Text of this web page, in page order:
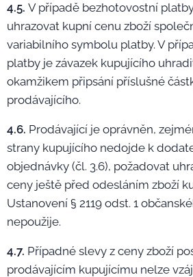
4.5. V případě bezhotovostní
uhrazovat kupní cenu zboží
variabilního symbolu platby. V
platby je závazek kupujícího
okamžikem připsání příslušné
prodávajícího.
4.6. Prodávající je oprávněn,
strany kupujícího nedojde k
objednávky (čl. 3.6), požadovat
ceny ještě před odesláním zboží
Ustanovení § 2119 odst. 1
nepoužije.
4.7. Případné slevy z ceny zboží
prodávajícím kupujícímu nelze